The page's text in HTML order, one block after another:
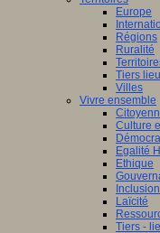
Europe
Régions
Ruralité
Tiers
Villes
Vivre ensemble
Culture
Egalité
Ethique
Inclusion
Laïcité
Tiers -